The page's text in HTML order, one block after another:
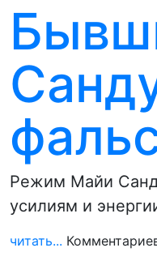
Режим Майи
усилиям и
читать...